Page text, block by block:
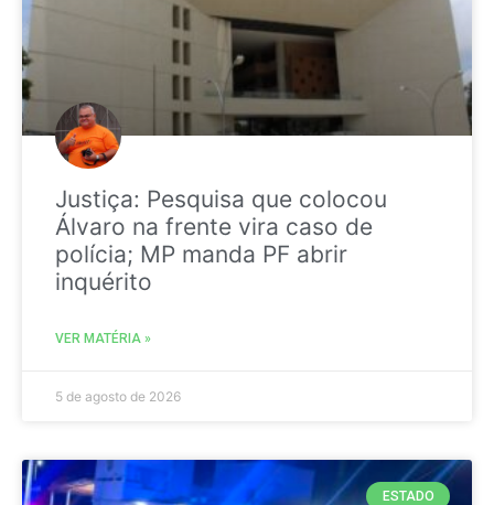
Justiça: Pesquisa que colocou
Álvaro na frente vira caso de
polícia; MP manda PF abrir
inquérito
VER MATÉRIA »
5 de agosto de 2026
ESTADO